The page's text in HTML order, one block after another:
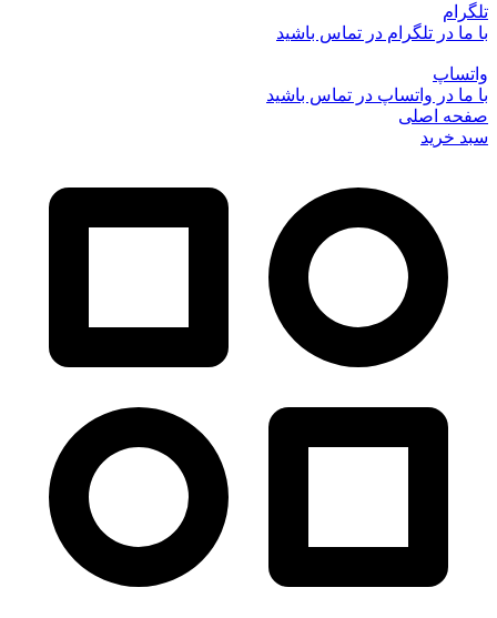
تلگرام
با ما در تلگرام در تماس باشید
واتساپ
با ما در واتساپ در تماس باشید
صفحه اصلی
سبد خرید